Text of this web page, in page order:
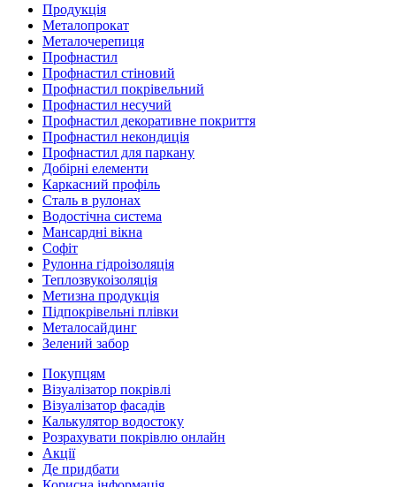
Продукція
Металопрокат
Металочерепиця
Профнастил
Профнастил стіновий
Профнастил покрівельний
Профнастил несучий
Профнастил декоративне покриття
Профнастил некондиція
Профнастил для паркану
Добірні елементи
Каркасний профіль
Сталь в рулонах
Водостічна система
Мансардні вікна
Софіт
Рулонна гідроізоляція
Теплозвукоізоляція
Метизна продукція
Підпокрівельні плівки
Металосайдинг
Зелений забор
Покупцям
Візуалізатор покрівлі
Візуалізатор фасадів
Калькулятор водостоку
Розрахувати покрівлю онлайн
Акції
Де придбати